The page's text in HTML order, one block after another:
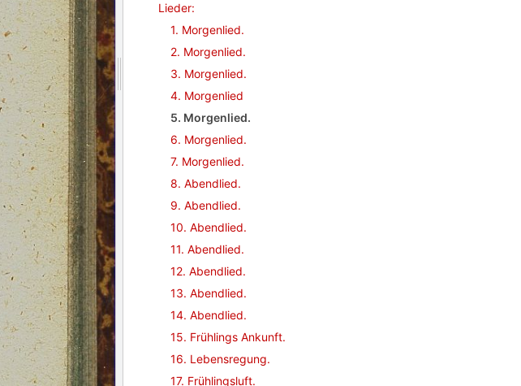
Lieder:
1. Morgenlied.
2. Morgenlied.
3. Morgenlied.
4. Morgenlied
5. Morgenlied.
6. Morgenlied.
7. Morgenlied.
8. Abendlied.
9. Abendlied.
10. Abendlied.
11. Abendlied.
12. Abendlied.
13. Abendlied.
14. Abendlied.
15. Frühlings Ankunft.
16. Lebensregung.
17. Frühlingsluft.